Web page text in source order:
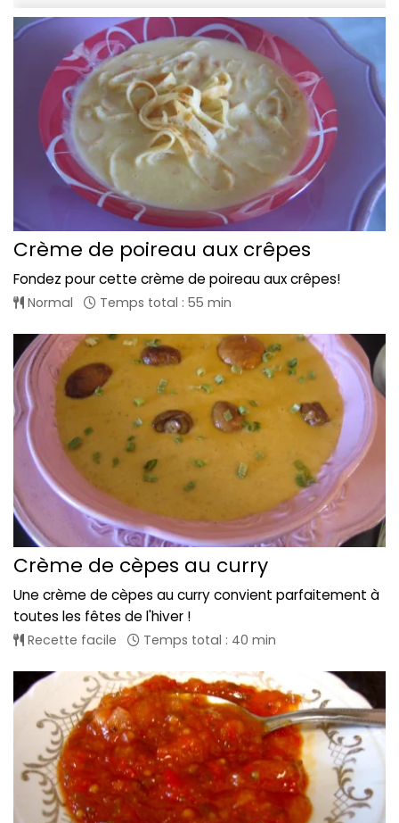
Crème de poireau aux crêpes
Fondez pour cette crème de poireau aux crêpes!
Normal Temps total : 55 min
Crème de cèpes au curry
Une crème de cèpes au curry convient parfaitement à
toutes les fêtes de l'hiver !
Recette facile Temps total : 40 min